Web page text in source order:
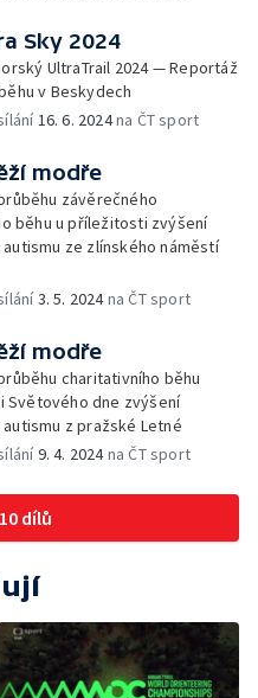
Sky 2024
UltraTrail 2024 — Reportáž
v Beskydech
16. 6. 2024na ČT sport
modře
závěrečného
běhu u příležitosti zvýšení
ze zlínského náměstí
3. 5. 2024na ČT sport
modře
charitativního běhu
Světového dne zvýšení
z pražské Letné
9. 4. 2024na ČT sport
dílů